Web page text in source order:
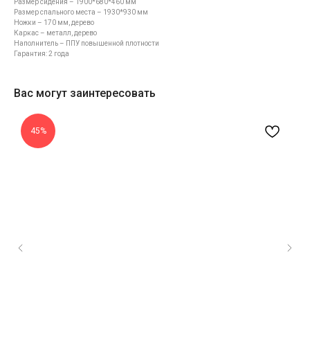
Размер сидения – 1900*680*460 мм
Размер спального места – 1930*930 мм
Ножки – 170 мм, дерево
Каркас – металл, дерево
Наполнитель – ППУ повышенной плотности
Гарантия: 2 года
Вас могут заинтересовать
45%